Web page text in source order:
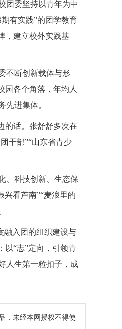
团委坚持以青年为中
有实践”的团学教育
，建立校外实践基
不断创新载体与形
园各个角落，年均人
先进集体。
的话。张舒舒多次在
干部”“山东省青少
、科技创新、生态保
兴看芦南”“麦浪里的
融入团的组织建设与
“志”定向，引领青
人生第一粒扣子，成
，未经本网授权不得使